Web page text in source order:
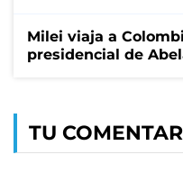
Milei viaja a
presidencial de
TU